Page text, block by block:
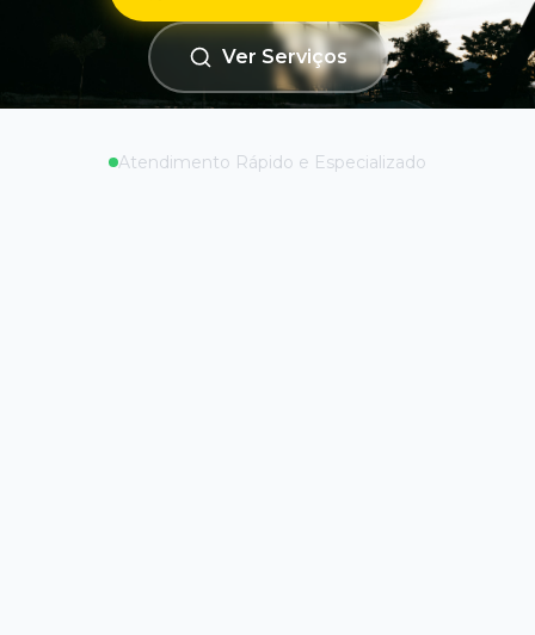
Ver Serviços
Atendimento Rápido e Especializado